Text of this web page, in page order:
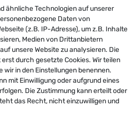
Facebook
auf Instagram!
B2B auf Pintarest
B2B| Design by neoprisma
MwSt., zzgl. Versandkosten
ähnliche Technologien auf unserer
Daten von
(z.B. IP-Adresse), um z.B. Inhalte
Medien von Drittanbietern
unsere Website zu analysieren. Die
durch gesetzte Cookies. Wir teilen
wir in den Einstellungen benennen.
mit Einwilligung oder aufgrund eines
Die Zustimmung kann erteilt oder
das Recht, nicht einzuwilligen und